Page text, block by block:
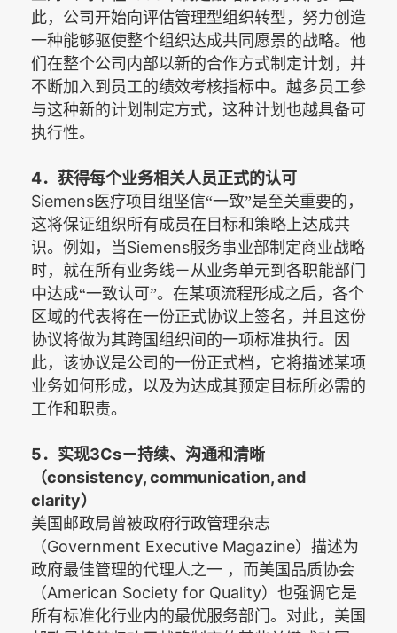
此，公司开始向评估管理型组织转型，努力创造
一种能够驱使整个组织达成共同愿景的战略。他
们在整个公司内部以新的合作方式制定计划，并
不断加入到员工的绩效考核指标中。越多员工参
与这种新的计划制定方式，这种计划也越具备可
执行性。
4．获得每个业务相关人员正式的认可
Siemens医疗项目组坚信“一致”是至关重要的，
这将保证组织所有成员在目标和策略上达成共
识。例如，当Siemens服务事业部制定商业战略
时，就在所有业务线－从业务单元到各职能部门
中达成“一致认可”。在某项流程形成之后，各个
区域的代表将在一份正式协议上签名，并且这份
协议将做为其跨国组织间的一项标准执行。因
此，该协议是公司的一份正式档，它将描述某项
业务如何形成，以及为达成其预定目标所必需的
工作和职责。
5 ．实现3Cs－持续、沟通和清晰
（consistency, communication, and
clarity）
美国邮政局曾被政府行政管理杂志
（Government Executive Magazine）描述为
政府最佳管理的代理人之一 ，而美国品质协会
（American Society for Quality）也强调它是
所有标准化行业内的最优服务部门。 对此，美国